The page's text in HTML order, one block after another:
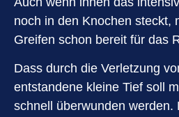
noch in den Knochen steckt,
Greifen schon bereit für das
Dass durch die Verletzung
entstandene kleine Tief soll
schnell überwunden werden.